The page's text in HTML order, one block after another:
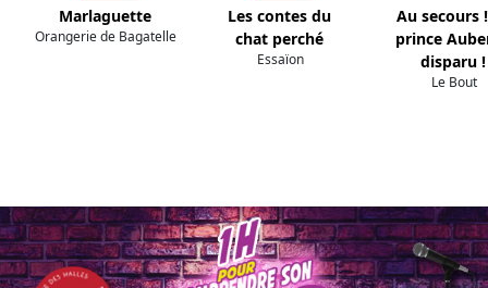
Marlaguette
Orangerie de Bagatelle
Les contes du
chat perché
Essaïon
Au secours
prince
disparu !
Le Bout